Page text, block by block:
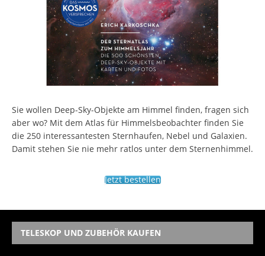
Sie wollen Deep-Sky-Objekte am Himmel finden, fragen sich
aber wo? Mit dem Atlas für Himmelsbeobachter finden Sie
die 250 interessantesten Sternhaufen, Nebel und Galaxien.
Damit stehen Sie nie mehr ratlos unter dem Sternenhimmel.
Jetzt bestellen
TELESKOP UND ZUBEHÖR KAUFEN